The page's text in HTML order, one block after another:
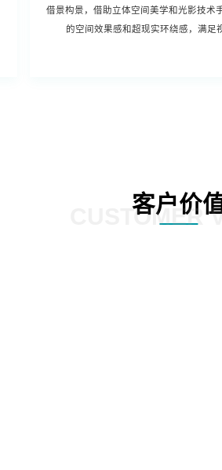
借景构景，借助立体空间美学和光影技术
的空间效果感和超现实环绕感，满足
客户价
CUSTOMER